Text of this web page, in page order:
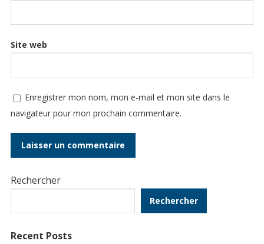
Site web
Enregistrer mon nom, mon e-mail et mon site dans le
navigateur pour mon prochain commentaire.
Rechercher
Rechercher
Recent Posts